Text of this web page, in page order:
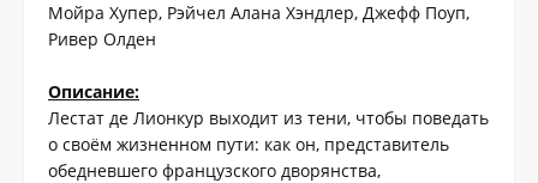
Мойра Хупер, Рэйчел Алана Хэндлер, Джефф Поуп,
Ривер Олден
Описание:
Лестат де Лионкур выходит из тени, чтобы поведать
о своём жизненном пути: как он, представитель
обедневшего французского дворянства,